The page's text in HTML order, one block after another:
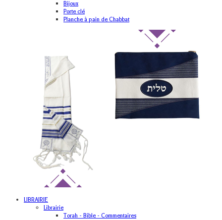
Bijoux
Porte clé
Planche à pain de Chabbat
LIBRAIRIE
Librairie
Torah - Bible - Commentaires